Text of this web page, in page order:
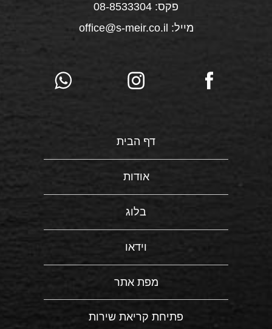
פקס: 08-8533304
מייל: office@s-meir.co.il
דף הבית
אודות
בלוג
וידאו
מפת אתר
פתיחת קריאת שירות